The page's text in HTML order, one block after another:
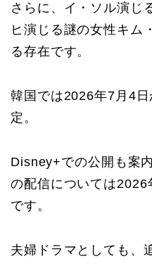
さらに、イ・ソル演じ
ヒ演じる謎の女性キム
る存在です。
韓国では2026年7月4
定。
Disney+での公開も案
の配信については
です。
夫婦ドラマとしても、